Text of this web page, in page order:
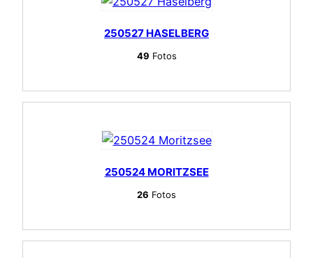
250527 HASELBERG
49 Fotos
250524 MORITZSEE
26 Fotos